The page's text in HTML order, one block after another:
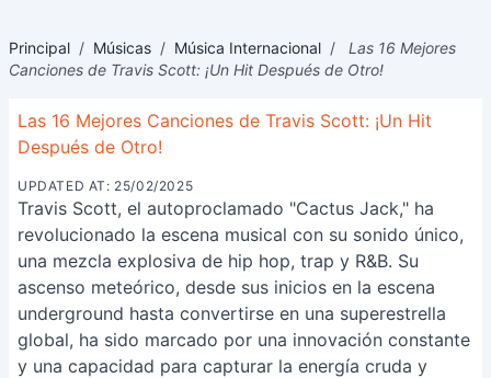
Principal / Músicas / Música Internacional /
Las 16 Mejores
Canciones de Travis Scott: ¡Un Hit Después de Otro!
Las 16 Mejores Canciones de Travis Scott: ¡Un Hit
Después de Otro!
UPDATED AT: 25/02/2025
Travis Scott, el autoproclamado "Cactus Jack," ha
revolucionado la escena musical con su sonido único,
una mezcla explosiva de hip hop, trap y R&B. Su
ascenso meteórico, desde sus inicios en la escena
underground hasta convertirse en una superestrella
global, ha sido marcado por una innovación constante
y una capacidad para capturar la energía cruda y